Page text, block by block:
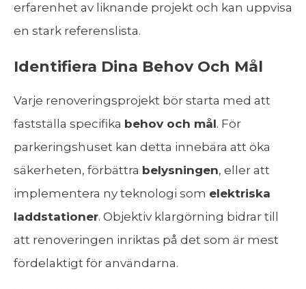
erfarenhet av liknande projekt och kan uppvisa
en stark referenslista.
Identifiera Dina Behov Och Mål
Varje renoveringsprojekt bör starta med att
fastställa specifika behov och mål. För
parkeringshuset kan detta innebära att öka
säkerheten, förbättra belysningen, eller att
implementera ny teknologi som elektriska
laddstationer. Objektiv klargörning bidrar till
att renoveringen inriktas på det som är mest
fördelaktigt för användarna.